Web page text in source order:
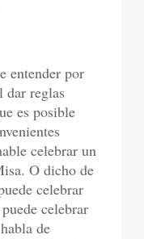
entender por
dar reglas
es posible
celebrar un
O dicho de
celebrar
celebrar
de